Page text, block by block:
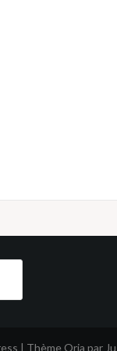
| Thème Oria par